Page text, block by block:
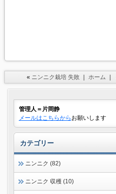
« ニンニク栽培 失敗 ホーム
管理人＝片岡静
メールはこちらから お願いします
カテゴリー
ニンニク (82)
ニンニク 収穫 (10)